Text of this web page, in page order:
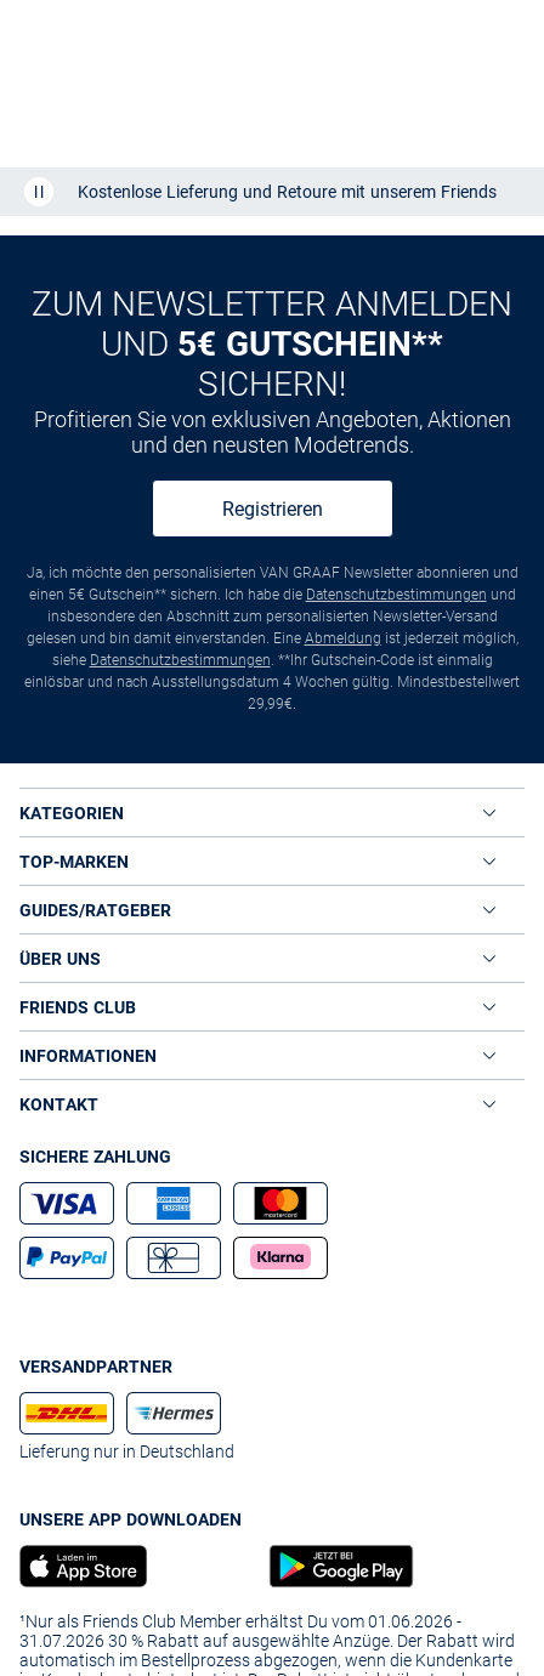
Kostenlose Lieferung und Retoure mit unserem Friends
CLUB
Kauf aufRechnung
ZUM NEWSLETTER ANMELDEN
UND 5€ GUTSCHEIN**
SICHERN!
Profitieren Sie von exklusiven Angeboten, Aktionen
und den neusten Modetrends.
Registrieren
Ja, ich möchte den personalisierten VAN GRAAF Newsletter abonnieren und
einen 5€ Gutschein** sichern. Ich habe die Datenschutzbestimmungen und
insbesondere den Abschnitt zum personalisierten Newsletter-Versand
gelesen und bin damit einverstanden. Eine Abmeldung ist jederzeit möglich,
siehe Datenschutzbestimmungen. **Ihr Gutschein-Code ist einmalig
einlösbar und nach Ausstellungsdatum 4 Wochen gültig. Mindestbestellwert
29,99€.
KATEGORIEN
TOP-MARKEN
GUIDES/RATGEBER
ÜBER UNS
FRIENDS CLUB
INFORMATIONEN
KONTAKT
SICHERE ZAHLUNG
VERSANDPARTNER
Lieferung nur in Deutschland
UNSERE APP DOWNLOADEN
¹Nur als Friends Club Member erhältst Du vom 01.06.2026 -
31.07.2026 30 % Rabatt auf ausgewählte Anzüge. Der Rabatt wird
automatisch im Bestellprozess abgezogen, wenn die Kundenkarte